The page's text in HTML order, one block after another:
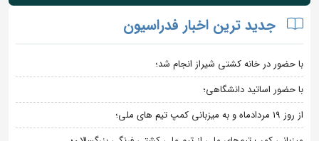
جدید ترین اخبار فدراسیون
با حضور در خانه کشتی شیراز انجام شد؛
با حضور اساتید دانشگاهی؛
از روز 19 مردادماه و به میزبانی کمپ تیم های ملی؛